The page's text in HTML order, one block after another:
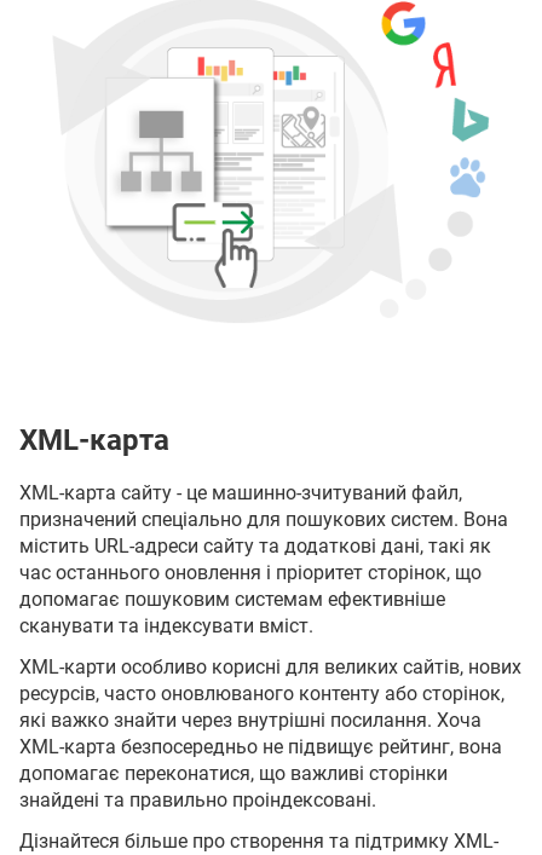
XML-карта
XML-карта сайту - це машинно-зчитуваний файл,
призначений спеціально для пошукових систем. Вона
містить URL-адреси сайту та додаткові дані, такі як
час останнього оновлення і пріоритет сторінок, що
допомагає пошуковим системам ефективніше
сканувати та індексувати вміст.
XML-карти особливо корисні для великих сайтів, нових
ресурсів, часто оновлюваного контенту або сторінок,
які важко знайти через внутрішні посилання. Хоча
XML-карта безпосередньо не підвищує рейтинг, вона
допомагає переконатися, що важливі сторінки
знайдені та правильно проіндексовані.
Дізнайтеся більше про створення та підтримку XML-